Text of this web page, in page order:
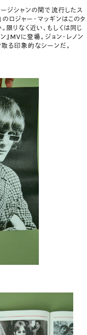
ジシャンの間で流行したス
ロジャー・マッギンはこのタ
限りなく近い、もしくは同じ
』MVに登場。ジョン・レノン
る印象的なシーンだ。